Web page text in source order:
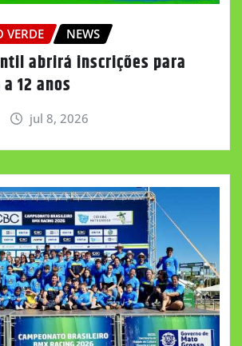
VERDE NEWS
abrirá inscrições para
12 anos
jul 8, 2026